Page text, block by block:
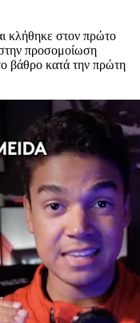
κλήθηκε στον πρώτο
προσομοίωση
βάθρο κατά την πρώτη